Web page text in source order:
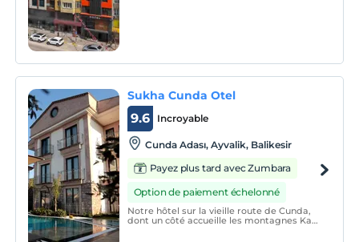
Sukha Cunda Otel
Incroyable
9.6
Cunda Adası, Ayvalik, Balikesir
Payez plus tard avec Zumbara
Option de paiement échelonné
Notre hôtel sur la vieille route de Cunda,
dont un côté accueille les montagnes Kaz